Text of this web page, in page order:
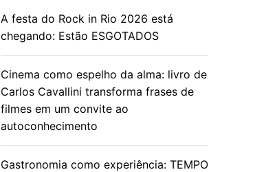
A festa do Rock in Rio 2026 está
chegando: Estão ESGOTADOS
Cinema como espelho da alma: livro de
Carlos Cavallini transforma frases de
filmes em um convite ao
autoconhecimento
Gastronomia como experiência: TEMPO